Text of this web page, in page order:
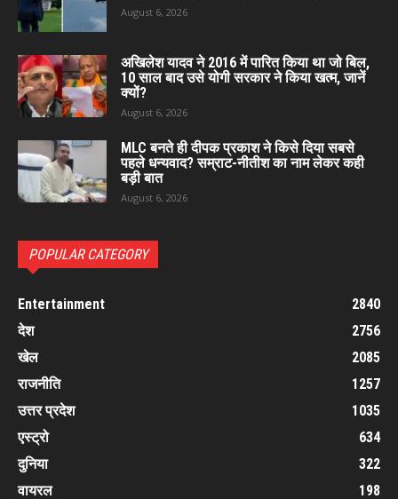
August 6, 2026
अखिलेश यादव ने 2016 में पारित किया था जो बिल,
10 साल बाद उसे योगी सरकार ने किया खत्म, जानें
क्यों?
August 6, 2026
MLC बनते ही दीपक प्रकाश ने किसे दिया सबसे
पहले धन्यवाद? सम्राट-नीतीश का नाम लेकर कही
बड़ी बात
August 6, 2026
POPULAR CATEGORY
Entertainment
2840
देश
2756
खेल
2085
राजनीति
1257
उत्तर प्रदेश
1035
एस्ट्रो
634
दुनिया
322
वायरल
198